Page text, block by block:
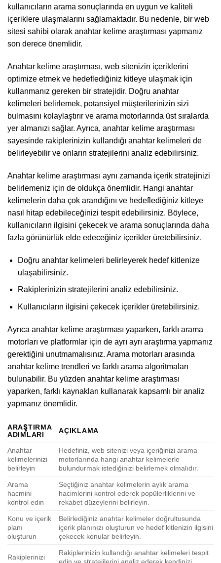
kullanıcıların arama sonuçlarında en uygun ve kaliteli
içeriklere ulaşmalarını sağlamaktadır. Bu nedenle, bir web
sitesi sahibi olarak anahtar kelime araştırması yapmanız
son derece önemlidir.
Anahtar kelime araştırması, web sitenizin içeriklerini
optimize etmek ve hedeflediğiniz kitleye ulaşmak için
kullanmanız gereken bir stratejidir. Doğru anahtar
kelimeleri belirlemek, potansiyel müşterilerinizin sizi
bulmasını kolaylaştırır ve arama motorlarında üst sıralarda
yer almanızı sağlar. Ayrıca, anahtar kelime araştırması
sayesinde rakiplerinizin kullandığı anahtar kelimeleri de
belirleyebilir ve onların stratejilerini analiz edebilirsiniz.
Anahtar kelime araştırması aynı zamanda içerik stratejinizi
belirlemeniz için de oldukça önemlidir. Hangi anahtar
kelimelerin daha çok arandığını ve hedeflediğiniz kitleye
nasıl hitap edebileceğinizi tespit edebilirsiniz. Böylece,
kullanıcıların ilgisini çekecek ve arama sonuçlarında daha
fazla görünürlük elde edeceğiniz içerikler üretebilirsiniz.
Doğru anahtar kelimeleri belirleyerek hedef kitlenize
ulaşabilirsiniz.
Rakiplerinizin stratejilerini analiz edebilirsiniz.
Kullanıcıların ilgisini çekecek içerikler üretebilirsiniz.
Ayrıca anahtar kelime araştırması yaparken, farklı arama
motorları ve platformlar için de ayrı ayrı araştırma yapmanız
gerektiğini unutmamalısınız. Arama motorları arasında
anahtar kelime trendleri ve farklı arama algoritmaları
bulunabilir. Bu yüzden anahtar kelime araştırması
yaparken, farklı kaynakları kullanarak kapsamlı bir analiz
yapmanız önemlidir.
ARAŞTIRMA
ADIMLARI
AÇIKLAMA
Anahtar
kelimelerinizi
belirleyin
Hedefiniz, web sitenizi veya içeriğinizi arama
motorlarında hangi anahtar kelimelerle
bulundurmak istediğinizi belirlemek olmalıdır.
Arama
hacmini
kontrol edin
Seçtiğiniz anahtar kelimelerin aylık arama
hacimlerini kontrol ederek popülerliklerini ve
rekabet düzeylerini belirleyin.
Konu ve içerik
planı
oluşturun
Belirlediğiniz anahtar kelimeler doğrultusunda
içerik planınızı oluşturun ve hedef kitlenizin ilgisini
çekecek konular belirleyin.
Rakiplerinizi
Rakiplerinizin kullandığı anahtar kelimeleri tespit
edin ve stratejilerini analiz ederek kendinizi